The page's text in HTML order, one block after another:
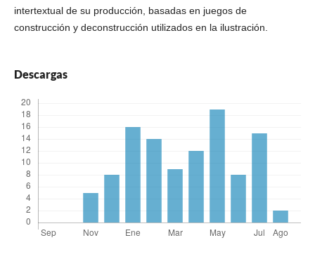
intertextual de su producción, basadas en juegos de
construcción y deconstrucción utilizados en la ilustración.
Descargas